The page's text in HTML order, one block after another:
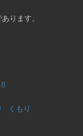
ります。
くもり